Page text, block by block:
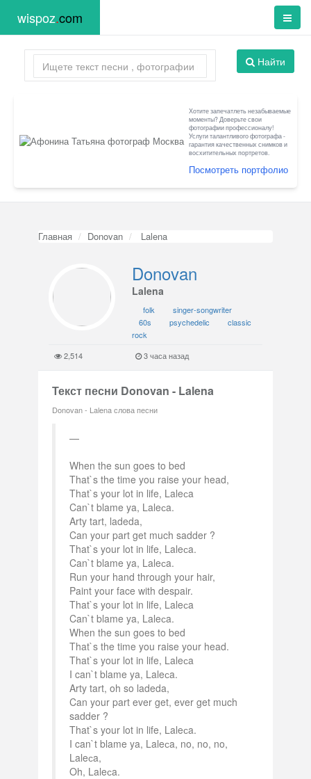
wispoz.com
Найти
Хотите запечатлеть незабываемые
моменты? Доверьте свои
фотографии профессионалу!
Услуги талантливого фотографа -
гарантия качественных снимков и
восхитительных портретов.
Посмотреть портфолио
Главная Donovan Lalena
Donovan
Lalena
folk
singer-songwriter
60s
psychedelic
classic
rock
2,514
3 часа назад
Текст песни Donovan - Lalena
Donovan - Lalena слова песни
When the sun goes to bed
That`s the time you raise your head,
That`s your lot in life, Laleсa
Can`t blame ya, Laleсa.
Arty tart, ladeda,
Can your part get much sadder ?
That`s your lot in life, Laleсa.
Can`t blame ya, Laleсa.
Run your hand through your hair,
Paint your face with despair.
That`s your lot in life, Laleсa
Can`t blame ya, Laleсa.
When the sun goes to bed
That`s the time you raise your head.
That`s your lot in life, Laleсa
I can`t blame ya, Laleсa.
Arty tart, oh so ladeda,
Can your part ever get, ever get much
sadder ?
That`s your lot in life, Laleсa.
I can`t blame ya, Laleсa, no, no, no,
Laleсa,
Oh, Laleсa.